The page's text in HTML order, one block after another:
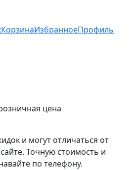
КорзинаИзбранноеПрофиль
цена
и могут отличаться от
Точную стоимость и
по телефону.